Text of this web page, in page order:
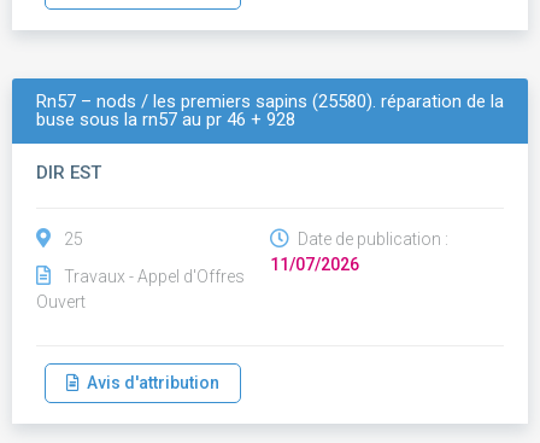
Rn57 – nods / les premiers sapins (25580). réparation de la
buse sous la rn57 au pr 46 + 928
DIR EST
25
Travaux - Appel d'Offres
Ouvert
Date de publication :
11/07/2026
Avis d'attribution